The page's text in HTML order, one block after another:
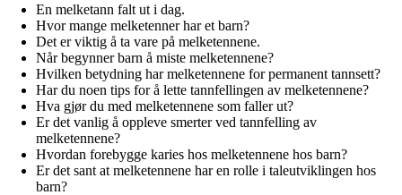
En melketann falt ut i dag.
Hvor mange melketenner har et barn?
Det er viktig å ta vare på melketennene.
Når begynner barn å miste melketennene?
Hvilken betydning har melketennene for permanent tannsett?
Har du noen tips for å lette tannfellingen av melketennene?
Hva gjør du med melketennene som faller ut?
Er det vanlig å oppleve smerter ved tannfelling av
melketennene?
Hvordan forebygge karies hos melketennene hos barn?
Er det sant at melketennene har en rolle i taleutviklingen hos
barn?